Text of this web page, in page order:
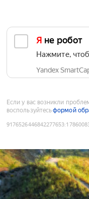
Я не робот
Нажмите,
Yandex
Если у вас возникли
воспользуйтесьформой
9176526446842277653: